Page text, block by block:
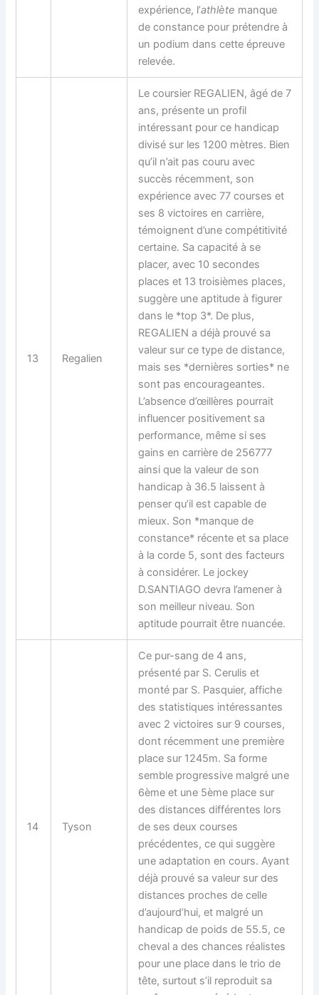
expérience, l’athlète manque
de constance pour prétendre à
un podium dans cette épreuve
relevée.
13 Regalien
Le coursier REGALIEN, âgé de 7
ans, présente un profil
intéressant pour ce handicap
divisé sur les 1200 mètres. Bien
qu’il n’ait pas couru avec
succès récemment, son
expérience avec 77 courses et
ses 8 victoires en carrière,
témoignent d’une compétitivité
certaine. Sa capacité à se
placer, avec 10 secondes
places et 13 troisièmes places,
suggère une aptitude à figurer
dans le *top 3*. De plus,
REGALIEN a déjà prouvé sa
valeur sur ce type de distance,
mais ses *dernières sorties* ne
sont pas encourageantes.
L’absence d’œillères pourrait
influencer positivement sa
performance, même si ses
gains en carrière de 256777
ainsi que la valeur de son
handicap à 36.5 laissent à
penser qu’il est capable de
mieux. Son *manque de
constance* récente et sa place
à la corde 5, sont des facteurs
à considérer. Le jockey
D.SANTIAGO devra l’amener à
son meilleur niveau. Son
aptitude pourrait être nuancée.
14 Tyson
Ce pur-sang de 4 ans,
présenté par S. Cerulis et
monté par S. Pasquier, affiche
des statistiques intéressantes
avec 2 victoires sur 9 courses,
dont récemment une première
place sur 1245m. Sa forme
semble progressive malgré une
6ème et une 5ème place sur
des distances différentes lors
de ses deux courses
précédentes, ce qui suggère
une adaptation en cours. Ayant
déjà prouvé sa valeur sur des
distances proches de celle
d’aujourd’hui, et malgré un
handicap de poids de 55.5, ce
cheval a des chances réalistes
pour une place dans le trio de
tête, surtout s’il reproduit sa